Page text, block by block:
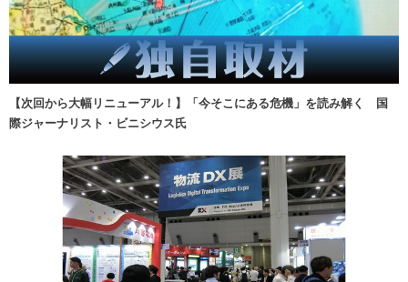
【次回から大幅リニューアル！】「今そこにある危機」を読み解く 国
際ジャーナリスト・ビニシウス氏